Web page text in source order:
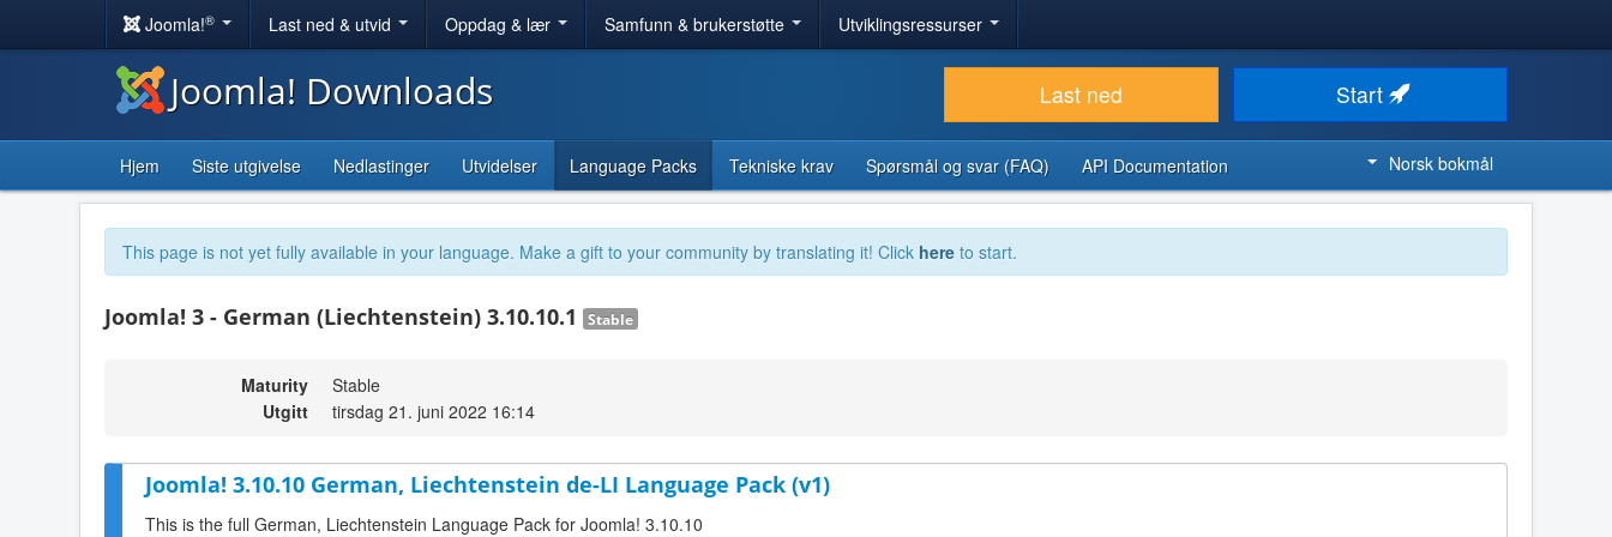
Joomla!® Last ned & utvid Oppdag & lær Samfunn & brukerstøtte Utviklingsressurser
Joomla! Downloads Last ned Start
Hjem Siste utgivelse Nedlastinger Utvidelser Language Packs Tekniske krav Spørsmål og svar (FAQ) API Documentation Norsk bokmål
This page is not yet fully available in your language. Make a gift to your community by translating it! Click here to start.
Joomla! 3 - German (Liechtenstein) 3.10.10.1 Stable
Maturity
Stable
Utgitt
tirsdag 21. juni 2022 16:14
Joomla! 3.10.10 German, Liechtenstein de-LI Language Pack (v1)
This is the full German, Liechtenstein Language Pack for Joomla! 3.10.10